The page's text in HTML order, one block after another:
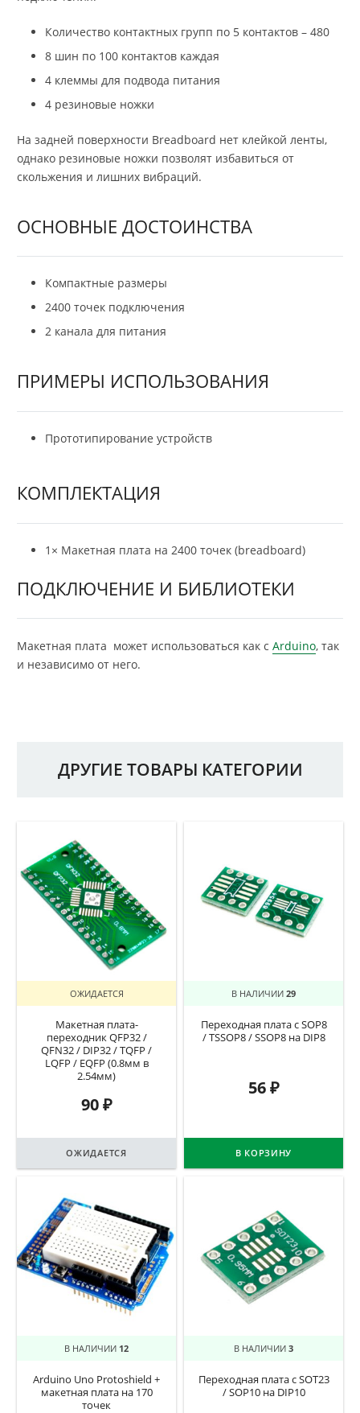
Количество контактных групп по 5 контактов – 480
8 шин по 100 контактов каждая
4 клеммы для подвода питания
4 резиновые ножки
На задней поверхности Breadboard нет клейкой ленты,
однако резиновые ножки позволят избавиться от
скольжения и лишних вибраций.
ОСНОВНЫЕ ДОСТОИНСТВА
Компактные размеры
2400 точек подключения
2 канала для питания
ПРИМЕРЫ ИСПОЛЬЗОВАНИЯ
Прототипирование устройств
КОМПЛЕКТАЦИЯ
1× Макетная плата на 2400 точек (breadboard)
ПОДКЛЮЧЕНИЕ И БИБЛИОТЕКИ
Макетная плата может использоваться как с Arduino, так
и независимо от него.
ДРУГИЕ ТОВАРЫ КАТЕГОРИИ
ОЖИДАЕТСЯ
Макетная плата-
переходник QFP32 /
QFN32 / DIP32 / TQFP /
LQFP / EQFP (0.8мм в
2.54мм)
90₽
ОЖИДАЕТСЯ
В НАЛИЧИИ 29
Переходная плата с SOP8
/ TSSOP8 / SSOP8 на DIP8
56₽
В КОРЗИНУ
В НАЛИЧИИ 12
Arduino Uno Protoshield +
макетная плата на 170
точек
В НАЛИЧИИ 3
Переходная плата с SOT23
/ SOP10 на DIP10